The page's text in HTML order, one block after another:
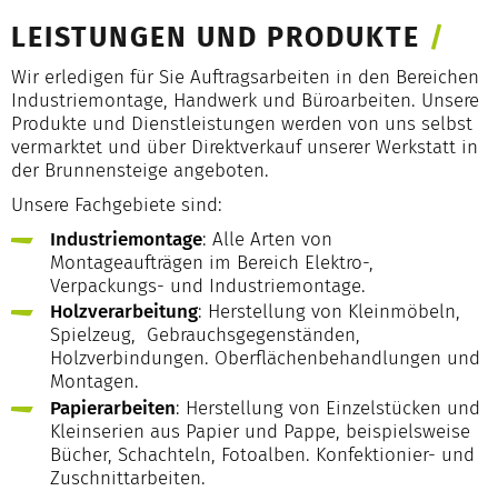
LEISTUNGEN UND PRODUKTE /
Wir erledigen für Sie Auftragsarbeiten in den Bereichen
Industriemontage, Handwerk und Büroarbeiten. Unsere
Produkte und Dienstleistungen werden von uns selbst
vermarktet und über Direktverkauf unserer Werkstatt in
der Brunnensteige angeboten.
Unsere Fachgebiete sind:
Industriemontage: Alle Arten von
Montageaufträgen im Bereich Elektro-,
Verpackungs- und Industriemontage.
Holzverarbeitung: Herstellung von Kleinmöbeln,
Spielzeug, Gebrauchsgegenständen,
Holzverbindungen. Oberflächenbehandlungen und
Montagen.
Papierarbeiten: Herstellung von Einzelstücken und
Kleinserien aus Papier und Pappe, beispielsweise
Bücher, Schachteln, Fotoalben. Konfektionier- und
Zuschnittarbeiten.